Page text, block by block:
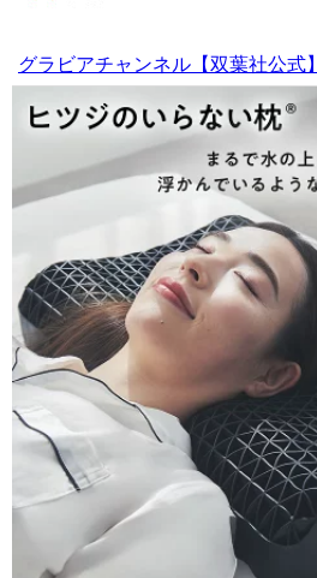
グラビアチャンネル【双葉社公式】